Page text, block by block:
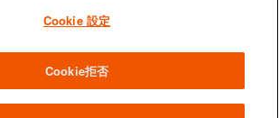
Cookie 設定
Cookie拒否